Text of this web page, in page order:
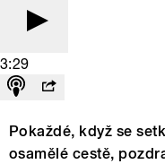
3:29
Pokaždé, když se
osamělé cestě,